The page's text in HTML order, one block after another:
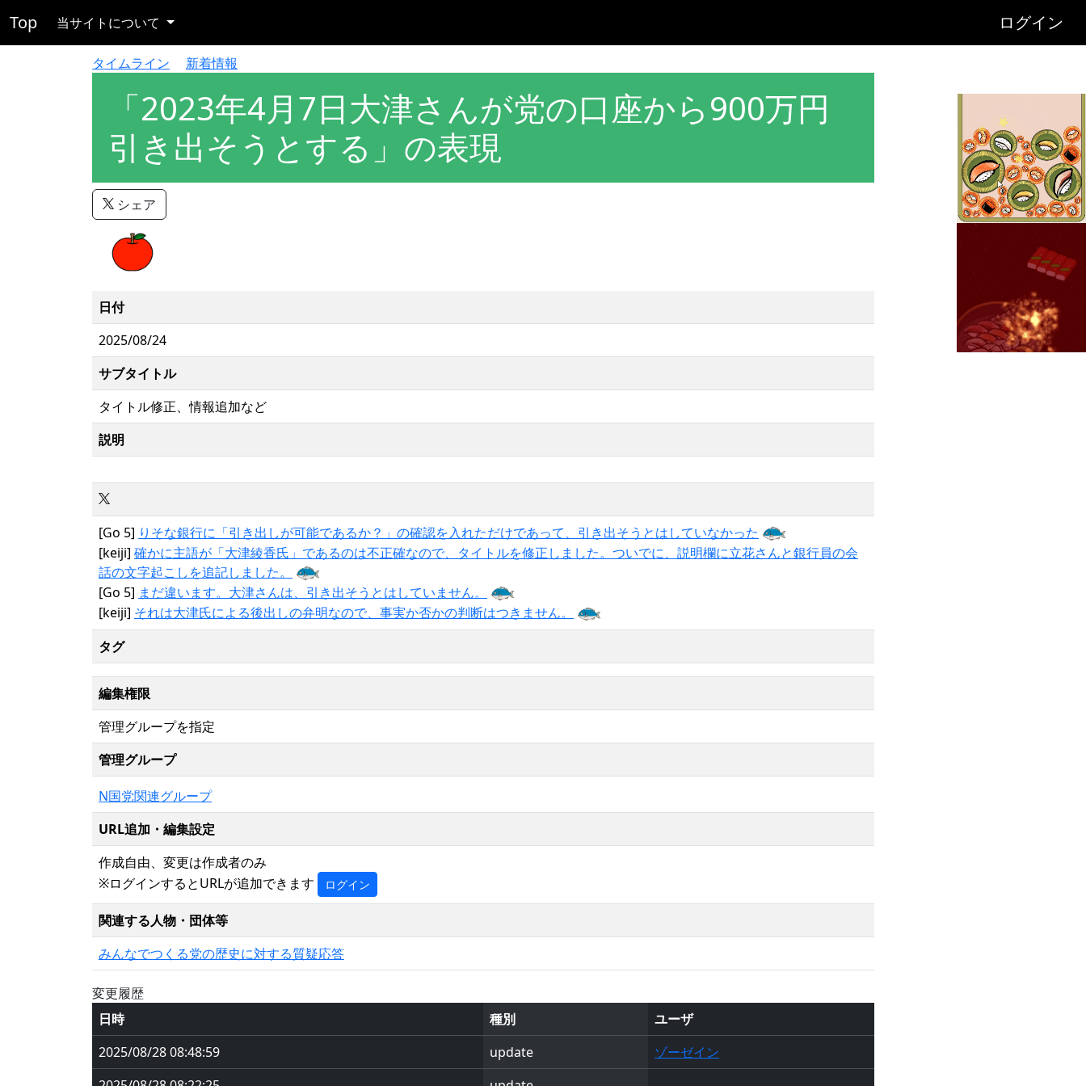
Top 当サイトについて ログイン
タイムライン 新着情報
「2023年4月7日大津さんが党の口座から900万円
引き出そうとする」の表現
シェア
日付
2025/08/24
サブタイトル
タイトル修正、情報追加など
説明
[Go 5] りそな銀行に「引き出しが可能であるか？」の確認を入れただけであって、引き出そうとはしていなかった
[keiji] 確かに主語が「大津綾香氏」であるのは不正確なので、タイトルを修正しました。ついでに、説明欄に立花さんと銀行員の会
話の文字起こしを追記しました。
[Go 5] まだ違います。大津さんは、引き出そうとはしていません。
[keiji] それは大津氏による後出しの弁明なので、事実か否かの判断はつきません。
タグ
編集権限
管理グループを指定
管理グループ
N国党関連グループ
URL追加・編集設定
作成自由、変更は作成者のみ
※ログインするとURLが追加できます
ログイン
関連する人物・団体等
みんなでつくる党の歴史に対する質疑応答
変更履歴
日時
種別
ユーザ
2025/08/28 08:48:59
update
ゾーゼイン